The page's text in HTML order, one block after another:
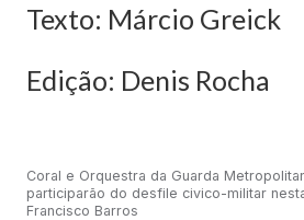
Texto: Márcio Greick
Edição: Denis Rocha
Coral e Orquestra da Guarda
participarão do desfile civico-militar
Francisco Barros